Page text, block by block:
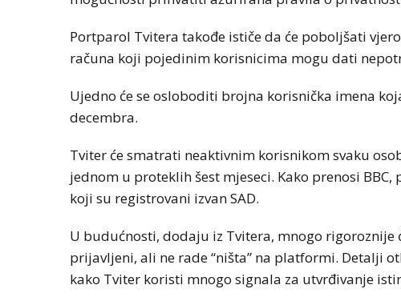
Portparol Tvitera takođe ističe da će poboljšati
računa koji pojedinim korisnicima mogu dati
Ujedno će se osloboditi brojna korisnička imena
decembra.
Tviter će smatrati neaktivnim korisnikom svaku
jednom u proteklih šest mjeseci. Kako prenosi
koji su registrovani izvan SAD.
U budućnosti, dodaju iz Tvitera, mnogo
prijavljeni, ali ne rade “ništa” na platformi. Detalji
kako Tviter koristi mnogo signala za utvrđivanje